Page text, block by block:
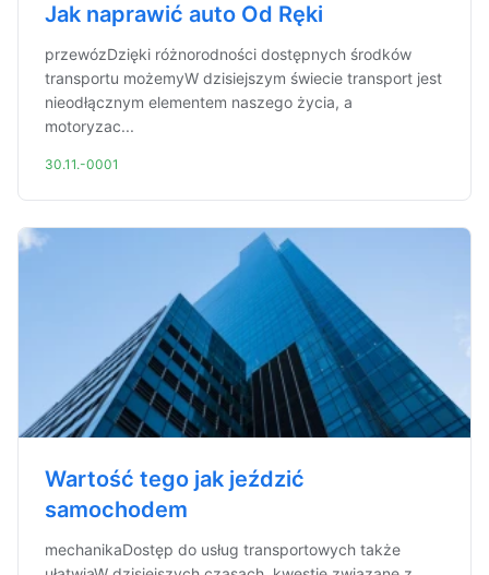
Jak naprawić auto Od Ręki
przewózDzięki różnorodności dostępnych środków
transportu możemyW dzisiejszym świecie transport jest
nieodłącznym elementem naszego życia, a
motoryzac...
30.11.-0001
Wartość tego jak jeździć
samochodem
mechanikaDostęp do usług transportowych także